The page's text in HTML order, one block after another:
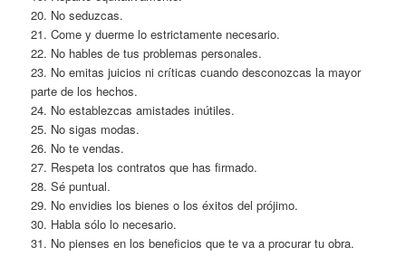
20. No seduzcas.
21. Come y duerme lo estrictamente necesario.
22. No hables de tus problemas personales.
23. No emitas juicios ni críticas cuando desconozcas la mayor
parte de los hechos.
24. No establezcas amistades inútiles.
25. No sigas modas.
26. No te vendas.
27. Respeta los contratos que has firmado.
28. Sé puntual.
29. No envidies los bienes o los éxitos del prójimo.
30. Habla sólo lo necesario.
31. No pienses en los beneficios que te va a procurar tu obra.